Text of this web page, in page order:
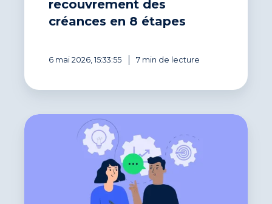
recouvrement des
créances en 8 étapes
6 mai 2026, 15:33:55 7 min de lecture
10